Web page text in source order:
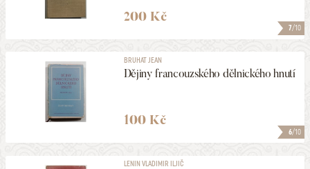
7/10
200 Kč
6/10
BRUHAT JEAN
Dějiny francouzského dělnického hnutí
100 Kč
LENIN VLADIMIR ILJIČ